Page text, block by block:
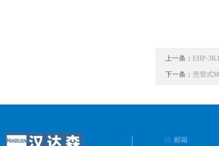
上一条： EHP-
下一条： 壳管式
邮箱